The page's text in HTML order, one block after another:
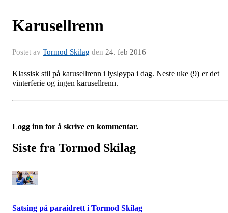
Karusellrenn
Postet av Tormod Skilag den 24. feb 2016
Klassisk stil på karusellrenn i lysløypa i dag. Neste uke (9) er det
vinterferie og ingen karusellrenn.
Logg inn for å skrive en kommentar.
Siste fra Tormod Skilag
Satsing på paraidrett i Tormod Skilag